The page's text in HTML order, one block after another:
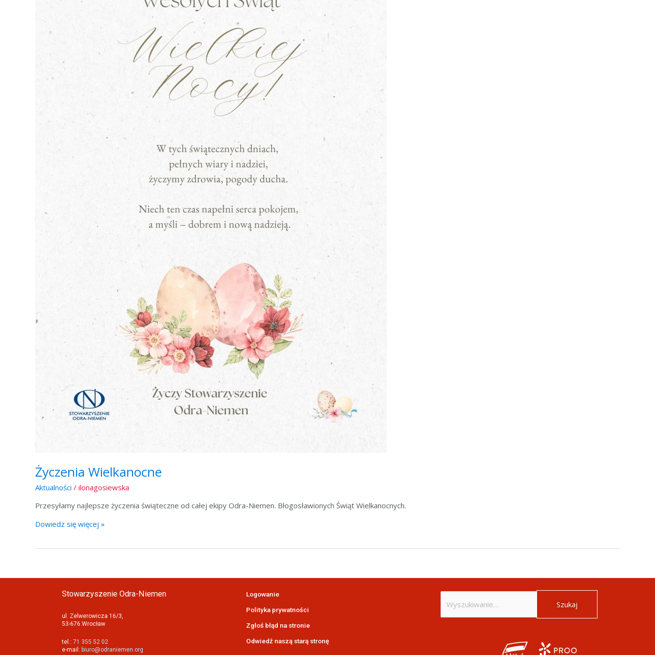
Życzenia Wielkanocne
Aktualności / ilonagosiewska
Przesyłamy najlepsze życzenia świąteczne od całej ekipy Odra-Niemen. Błogosławionych Świąt Wielkanocnych.
Dowiedz się więcej »
Stowarzyszenie Odra-Niemen
ul. Zelwerowicza 16/3,
53-676 Wrocław
tel.: 71 355 52 02
e-mail: biuro@odraniemen.org
Logowanie
Polityka prywatności
Zgłoś błąd na stronie
Odwiedź naszą starą stronę
Szukaj
dla: